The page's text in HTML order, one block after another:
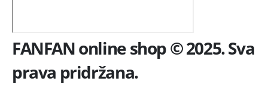
FANFAN online shop © 2025. Sva
prava pridržana.